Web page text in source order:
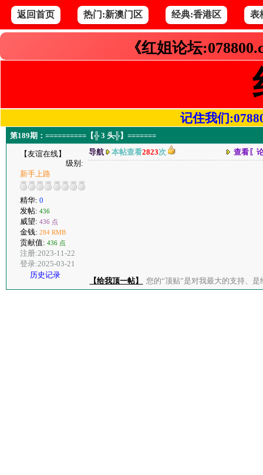
返回首页 热门:新澳门区 经典:香港区 表
《红姐论坛
记住我们
第189期：==========【╬ 3 头╬】=======
【友谊在线】
级别:
新手上路
精华: 0
发帖: 436
威望: 436 点
金钱: 284 RMB
贡献值: 436 点
注册:2023-11-22
登录:2025-03-21
历史记录
导航 本帖查看2823次 查看〖
【给我顶一帖】 您的“顶贴”是对我最大的支持、